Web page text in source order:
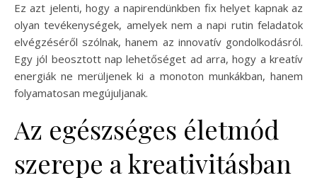
Ez azt jelenti, hogy a napirendünkben fix helyet kapnak az
olyan tevékenységek, amelyek nem a napi rutin feladatok
elvégzéséről szólnak, hanem az innovatív gondolkodásról.
Egy jól beosztott nap lehetőséget ad arra, hogy a kreatív
energiák ne merüljenek ki a monoton munkákban, hanem
folyamatosan megújuljanak.
Az egészséges életmód
szerepe a kreativitásban